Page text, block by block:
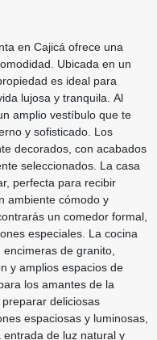
en Cajicá ofrece una
Ubicada en un
es ideal para
lujosa y tranquila. Al
amplio vestíbulo que te
y sofisticado. Los
decorados, con acabados
seleccionados. La casa
perfecta para recibir
ambiente cómodo y
un comedor formal,
especiales. La cocina
de granito,
y amplios espacios de
los amantes de la
deliciosas
espaciosas y luminosas,
de luz natural y